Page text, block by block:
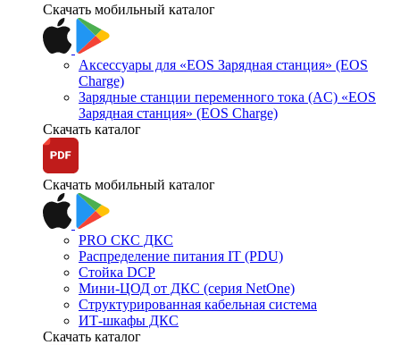
Скачать мобильный каталог
Аксессуары для «EOS Зарядная станция» (EOS
Charge)
Зарядные станции переменного тока (AC) «EOS
Зарядная станция» (EOS Charge)
Скачать каталог
Скачать мобильный каталог
PRO СКС ДКС
Распределение питания IT (PDU)
Стойка DCP
Мини-ЦОД от ДКС (серия NetOne)
Структурированная кабельная система
ИТ-шкафы ДКС
Скачать каталог